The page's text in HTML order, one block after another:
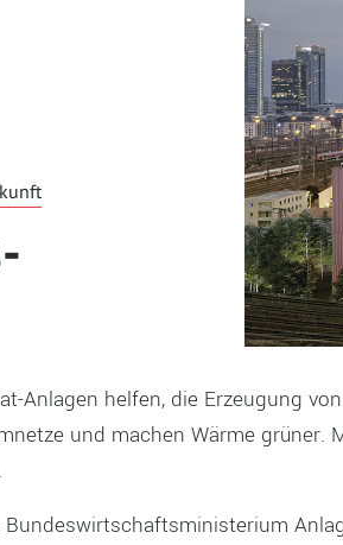
Anlagen helfen, die Erzeugung
und machen Wärme grüner.